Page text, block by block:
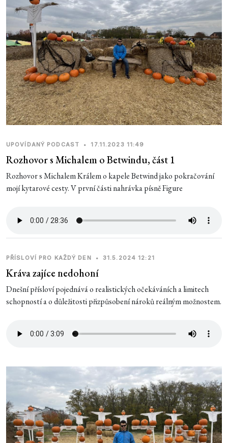
UPOVÍDANÝ PODCAST • 17.11.2023 11:49
Rozhovor s Michalem o Betwindu, část 1
Rozhovor s Michalem Králem o kapele Betwind jako pokračování
mojí kytarové cesty. V první části nahrávka písně Figure
PŘÍSLOVÍ PRO KAŽDÝ DEN • 31.5.2024 12:21
Kráva zajíce nedohoní
Dnešní přísloví pojednává o realistických očekáváních a limitech
schopností a o důležitosti přizpůsobení nároků reálným možnostem.